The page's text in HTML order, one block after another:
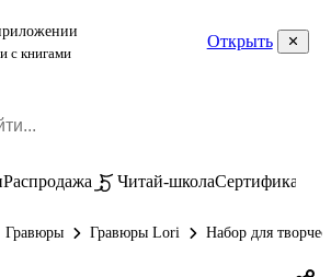
с книгами
Открыть
Распродажа Читай-школаСертификаты
Гравюры Гравюры Lori Набор для